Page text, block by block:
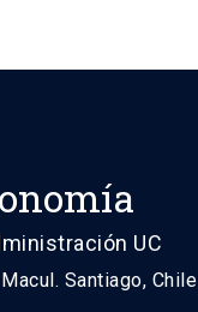
UC
Santiago, Chile